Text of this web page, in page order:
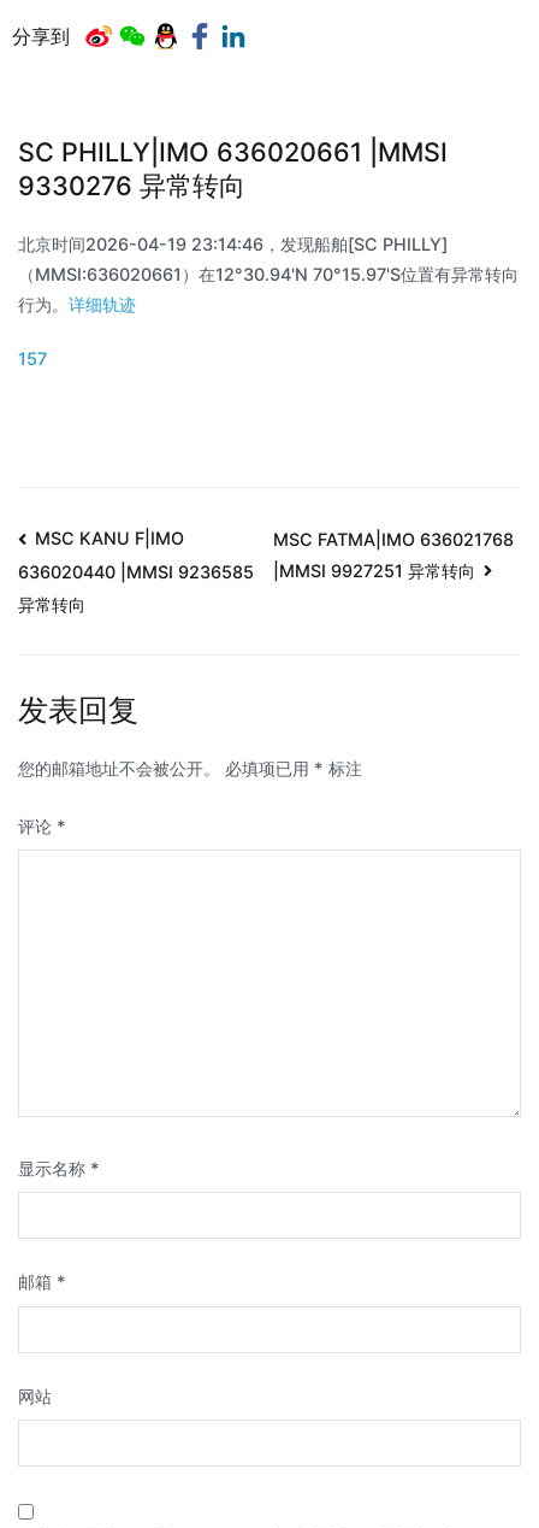
分享到
SC PHILLY|IMO 636020661 |MMSI
9330276 异常转向
北京时间2026-04-19 23:14:46，发现船舶[SC PHILLY]
（MMSI:636020661）在12°30.94'N 70°15.97'S位置有异常转向
行为。 详细轨迹
157
MSC KANU F|IMO
636020440 |MMSI 9236585
异常转向
MSC FATMA|IMO 636021768
|MMSI 9927251 异常转向
发表回复
您的邮箱地址不会被公开。 必填项已用 * 标注
评论 *
显示名称 *
邮箱 *
网站